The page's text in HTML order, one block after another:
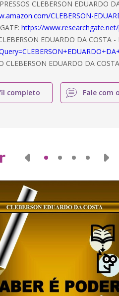
CLEBERSON EDUARDO
CLEBERSON-
https://
EDUARDO DA COSTA
CLEBERSON EDUARDO DA
completo Fale com